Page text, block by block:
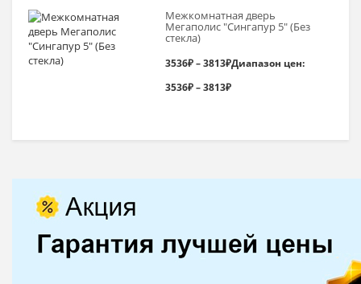
Межкомнатная дверь
Мегаполис "Сингапур 5" (Без
стекла)
3536₽–3813₽Диапазон цен:
3536₽ – 3813₽